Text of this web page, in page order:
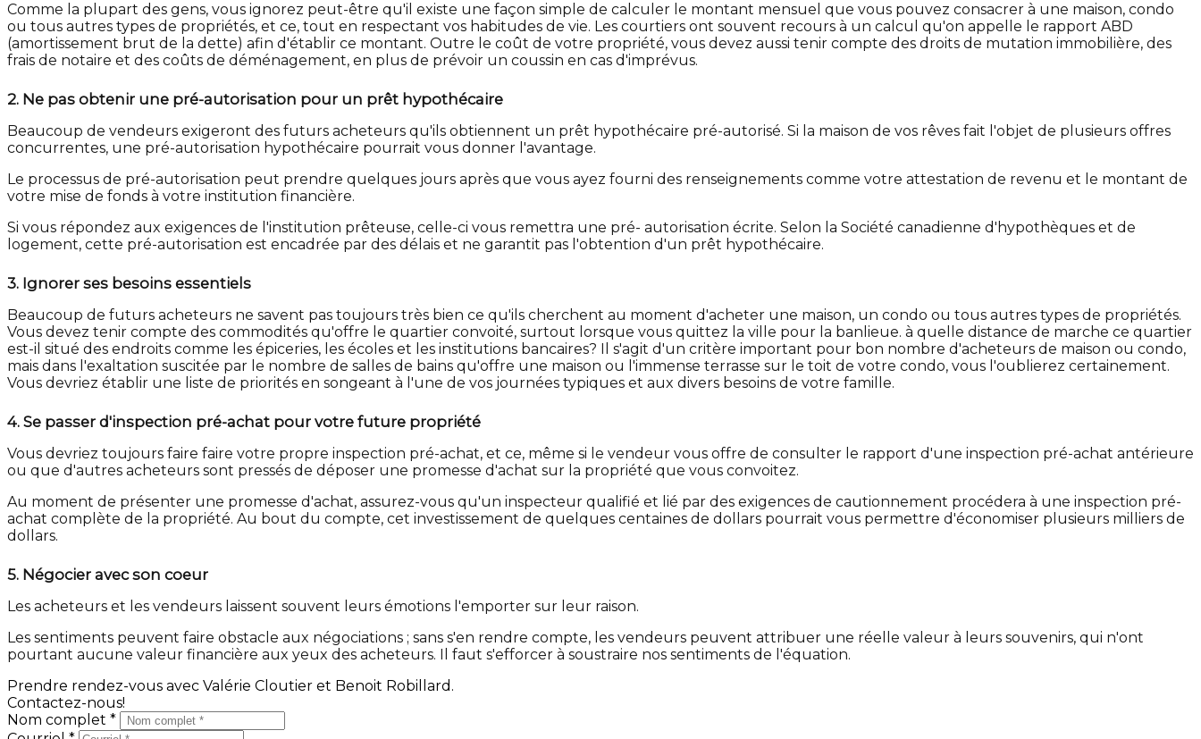
Comme la plupart des gens, vous ignorez peut-être qu'il existe une façon simple de calculer le montant mensuel que vous pouvez consacrer à une maison, condo
ou tous autres types de propriétés, et ce, tout en respectant vos habitudes de vie. Les courtiers ont souvent recours à un calcul qu'on appelle le rapport ABD
(amortissement brut de la dette) afin d'établir ce montant. Outre le coût de votre propriété, vous devez aussi tenir compte des droits de mutation immobilière, des
frais de notaire et des coûts de déménagement, en plus de prévoir un coussin en cas d'imprévus.
2. Ne pas obtenir une pré-autorisation pour un prêt hypothécaire
Beaucoup de vendeurs exigeront des futurs acheteurs qu'ils obtiennent un prêt hypothécaire pré-autorisé. Si la maison de vos rêves fait l'objet de plusieurs offres
concurrentes, une pré-autorisation hypothécaire pourrait vous donner l'avantage.
Le processus de pré-autorisation peut prendre quelques jours après que vous ayez fourni des renseignements comme votre attestation de revenu et le montant de
votre mise de fonds à votre institution financière.
Si vous répondez aux exigences de l'institution prêteuse, celle-ci vous remettra une pré- autorisation écrite. Selon la Société canadienne d'hypothèques et de
logement, cette pré-autorisation est encadrée par des délais et ne garantit pas l'obtention d'un prêt hypothécaire.
3. Ignorer ses besoins essentiels
Beaucoup de futurs acheteurs ne savent pas toujours très bien ce qu'ils cherchent au moment d'acheter une maison, un condo ou tous autres types de propriétés.
Vous devez tenir compte des commodités qu'offre le quartier convoité, surtout lorsque vous quittez la ville pour la banlieue. à quelle distance de marche ce quartier
est-il situé des endroits comme les épiceries, les écoles et les institutions bancaires? Il s'agit d'un critère important pour bon nombre d'acheteurs de maison ou condo,
mais dans l'exaltation suscitée par le nombre de salles de bains qu'offre une maison ou l'immense terrasse sur le toit de votre condo, vous l'oublierez certainement.
Vous devriez établir une liste de priorités en songeant à l'une de vos journées typiques et aux divers besoins de votre famille.
4. Se passer d'inspection pré-achat pour votre future propriété
Vous devriez toujours faire faire votre propre inspection pré-achat, et ce, même si le vendeur vous offre de consulter le rapport d'une inspection pré-achat antérieure
ou que d'autres acheteurs sont pressés de déposer une promesse d'achat sur la propriété que vous convoitez.
Au moment de présenter une promesse d'achat, assurez-vous qu'un inspecteur qualifié et lié par des exigences de cautionnement procédera à une inspection pré-
achat complète de la propriété. Au bout du compte, cet investissement de quelques centaines de dollars pourrait vous permettre d'économiser plusieurs milliers de
dollars.
5. Négocier avec son coeur
Les acheteurs et les vendeurs laissent souvent leurs émotions l'emporter sur leur raison.
Les sentiments peuvent faire obstacle aux négociations ; sans s'en rendre compte, les vendeurs peuvent attribuer une réelle valeur à leurs souvenirs, qui n'ont
pourtant aucune valeur financière aux yeux des acheteurs. Il faut s'efforcer à soustraire nos sentiments de l'équation.
Prendre rendez-vous avec Valérie Cloutier et Benoit Robillard.
Contactez-nous!
Nom complet *